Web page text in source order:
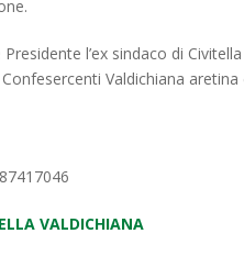
l’ex sindaco di
Valdichiana aretina
VALDICHIANA